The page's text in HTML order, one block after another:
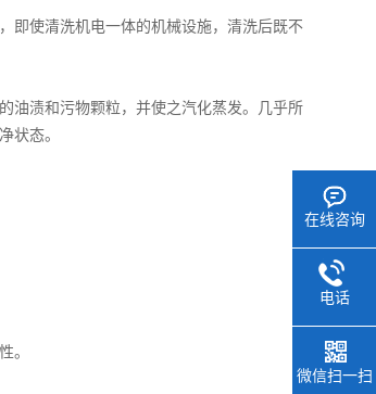
使清洗机电一体的机械设施，清洗后既不
渍和污物颗粒，并使之汽化蒸发。几乎所
状态。
。
在线咨询
电话
微信扫一扫